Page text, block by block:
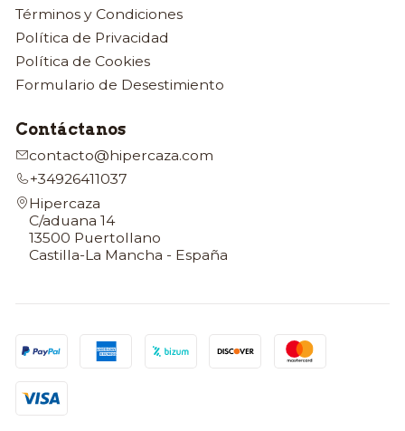
Términos y Condiciones
Política de Privacidad
Política de Cookies
Formulario de Desestimiento
Contáctanos
contacto@hipercaza.com
+34926411037
Hipercaza
C/aduana 14
13500 Puertollano
Castilla-La Mancha - España